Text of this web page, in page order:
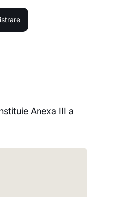
Anexa III a